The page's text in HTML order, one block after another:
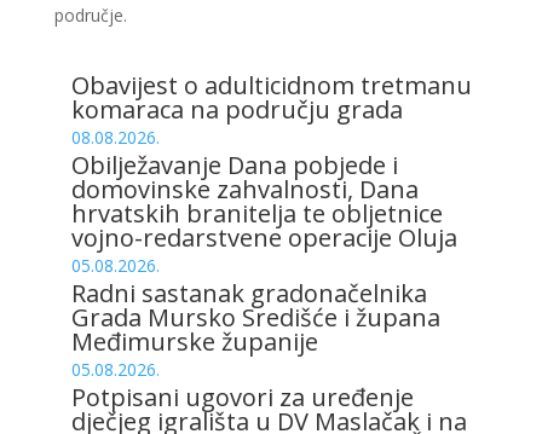
područje.
Obavijest o adulticidnom tretmanu
komaraca na području grada
08.08.2026.
Obilježavanje Dana pobjede i
domovinske zahvalnosti, Dana
hrvatskih branitelja te obljetnice
vojno-redarstvene operacije Oluja
05.08.2026.
Radni sastanak gradonačelnika
Grada Mursko Središće i župana
Međimurske županije
05.08.2026.
Potpisani ugovori za uređenje
dječjeg igrališta u DV Maslačak i na